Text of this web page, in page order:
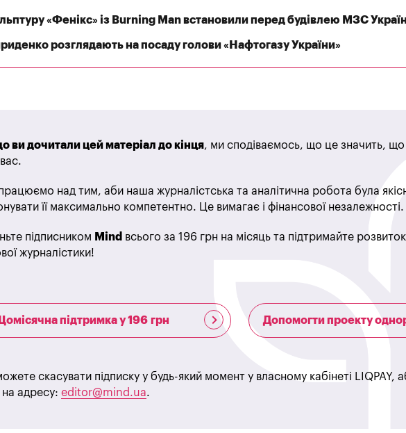
«Фенікс» із Burning Man встановили перед будівлею МЗС
розглядають на посаду голови «Нафтогазу України»
ви дочитали цей матеріал до кінця, ми сподіваємось, що це значить, що
над тим, аби наша журналістська та аналітична робота була
її максимально компетентно. Це вимагає і фінансової незалежності.
підписником Mind всього за 196 грн на місяць та підтримайте
журналістики!
підтримка у 196 грн Допомогти проекту
скасувати підписку у будь-який момент у власному кабінеті LIQPAY,
адресу: editor@mind.ua.